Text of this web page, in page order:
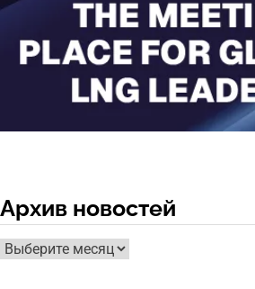
Архив новостей
Архив
новостей